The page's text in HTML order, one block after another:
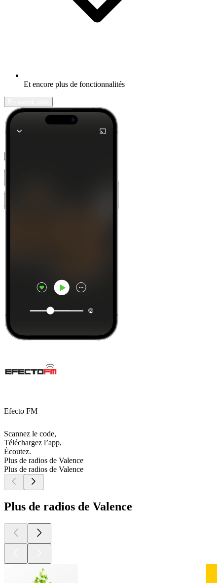
Et encore plus de fonctionnalités
Efecto FM
Scannez le code,
Téléchargez l’app,
Écoutez.
Plus de radios de Valence
Plus de radios de Valence
Plus de radios de Valence